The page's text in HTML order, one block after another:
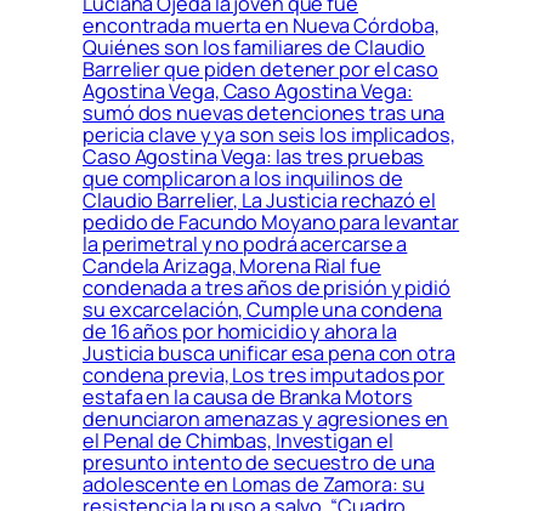
encontrada muerta en Nueva Córdoba,
Quiénes son los familiares de Claudio
Barrelier que piden detener por el caso
Agostina Vega, Caso Agostina Vega:
sumó dos nuevas detenciones tras una
pericia clave y ya son seis los implicados,
Caso Agostina Vega: las tres pruebas
que complicaron a los inquilinos de
Claudio Barrelier, La Justicia rechazó el
pedido de Facundo Moyano para levantar
la perimetral y no podrá acercarse a
Candela Arizaga, Morena Rial fue
condenada a tres años de prisión y pidió
su excarcelación, Cumple una condena
de 16 años por homicidio y ahora la
Justicia busca unificar esa pena con otra
condena previa, Los tres imputados por
estafa en la causa de Branka Motors
denunciaron amenazas y agresiones en
el Penal de Chimbas, Investigan el
presunto intento de secuestro de una
adolescente en Lomas de Zamora: su